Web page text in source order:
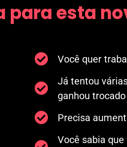
para esta
Você quer
Já tentou
ganhou
Precisa
Você sabia